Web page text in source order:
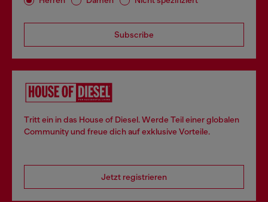
Subscribe
Tritt ein in das House of Diesel. Werde Teil einer globalen
Community und freue dich auf exklusive Vorteile.
Jetzt registrieren